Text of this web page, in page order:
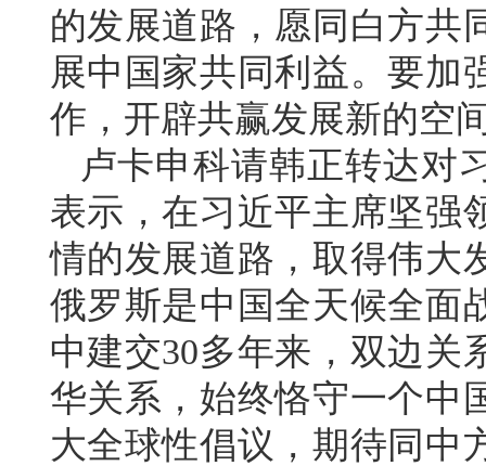
的发展道路，愿同白方共
展中国家共同利益。要加
作，开辟共赢发展新的空
卢卡申科请韩正转达对
表示，在习近平主席坚强
情的发展道路，取得伟大
俄罗斯是中国全天候全面
中建交30多年来，双边关
华关系，始终恪守一个中
大全球性倡议，期待同中